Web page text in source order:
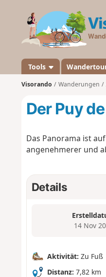
Tools
Visorando Wanderungen
Der Puy
Das Panorama ist
angenehmerer und
Details
14 Nov
Aktivität: Zu Fuß
Distanz: 7,82 km